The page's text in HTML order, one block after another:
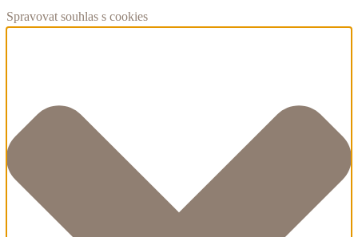
Spravovat souhlas s cookies